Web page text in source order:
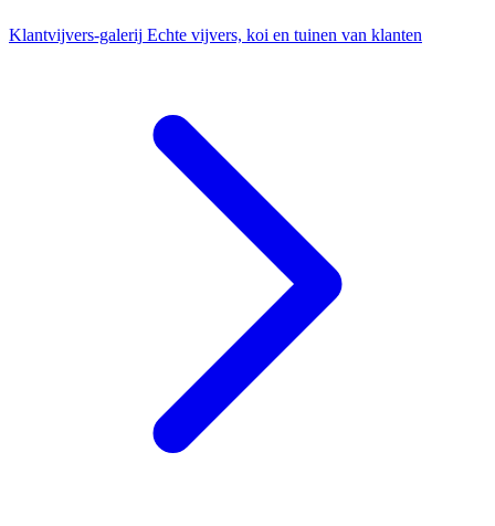
Klantvijvers-galerij Echte vijvers, koi en tuinen van klanten